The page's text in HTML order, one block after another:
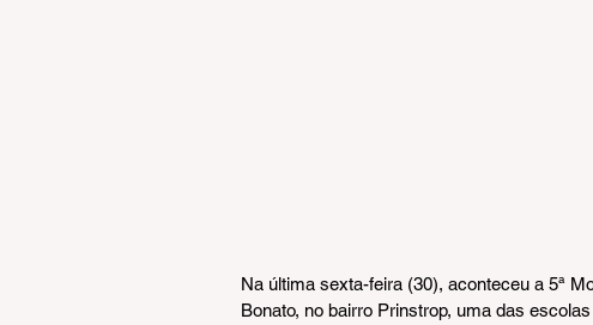
Na última sexta-feira (30), aconteceu a 5ª
Bonato, no bairro Prinstrop, uma das